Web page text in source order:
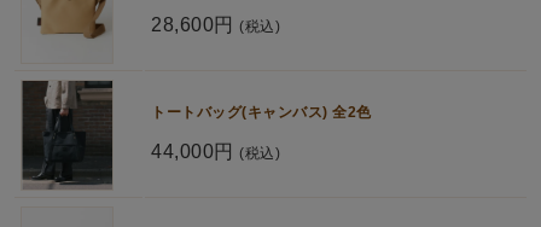
28,600円 (税込)
トートバッグ(キャンバス) 全2色
44,000円 (税込)